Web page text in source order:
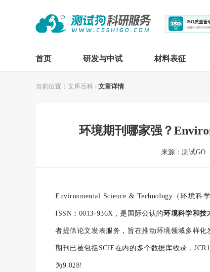
首页 研发与中试 材料表征
当前位置： 文库百科 › 文章详情
环境期刊哪家强？
来源：测试GO
Environmental Science & Technology（环境
ISSN：0013-936X，是国际公认的环境科学和技
者提供论文发表服务，旨在推动环境领域多样
期刊已被包括SCIE在内的多个数据库收录，
为9.028!